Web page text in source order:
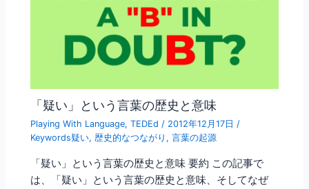
「疑い」という言葉の歴史と意味
Playing With Language,TEDEd / 2012年12月17日/
Keywords疑い,歴史的なつながり ,言葉の起源
「疑い」という言葉の歴史と意味 要約 この記事で
は、「疑い」という言葉の歴史と意味、そしてなぜ